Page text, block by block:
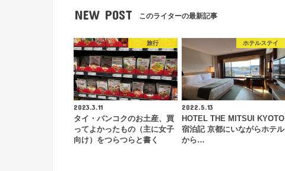
NEW POST このライターの最新記事
旅行
2023.3.11
タイ・バンコクのお土産、買
ってよかったもの（主に女子
向け）をつらつらと書く
ホテルステイ
2022.5.13
HOTEL THE MITSUI KYOTO
宿泊記 京都にいながらホテル
から…